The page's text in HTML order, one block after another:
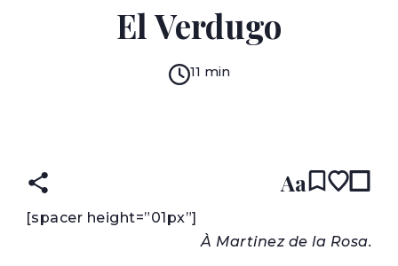
El Verdugo
11 min
Aa
[spacer height=”01px”]
À Martinez de la Rosa.